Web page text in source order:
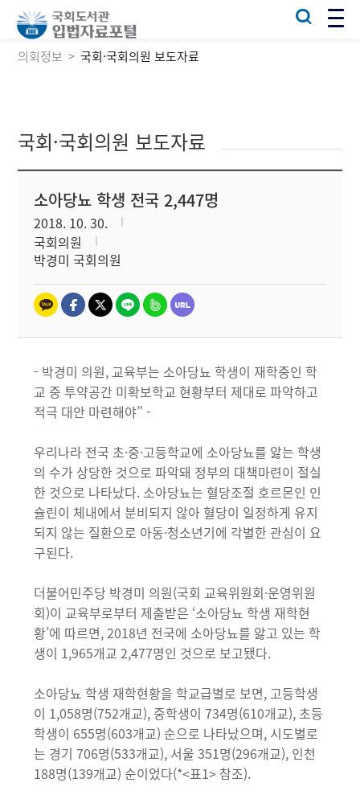
의회정보 국회·국회의원 보도자료
국회·국회의원 보도자료
소아당뇨 학생 전국 2,447명
2018. 10. 30.
국회의원
박경미 국회의원
- 박경미 의원, 교육부는 소아당뇨 학생이 재학중인 학
교 중 투약공간 미확보학교 현황부터 제대로 파악하고
적극 대안 마련해야” -
우리나라 전국 초·중·고등학교에 소아당뇨를 앓는 학생
의 수가 상당한 것으로 파악돼 정부의 대책마련이 절실
한 것으로 나타났다. 소아당뇨는 혈당조절 호르몬인 인
슐린이 체내에서 분비되지 않아 혈당이 일정하게 유지
되지 않는 질환으로 아동·청소년기에 각별한 관심이 요
구된다.
더불어민주당 박경미 의원(국회 교육위원회·운영위원
회)이 교육부로부터 제출받은 ‘소아당뇨 학생 재학현
황’에 따르면, 2018년 전국에 소아당뇨를 앓고 있는 학
생이 1,965개교 2,477명인 것으로 보고됐다.
소아당뇨 학생 재학현황을 학교급별로 보면, 고등학생
이 1,058명(752개교), 중학생이 734명(610개교), 초등
학생이 655명(603개교) 순으로 나타났으며, 시도별로
는 경기 706명(533개교), 서울 351명(296개교), 인천
188명(139개교) 순이었다(*<표1> 참조).